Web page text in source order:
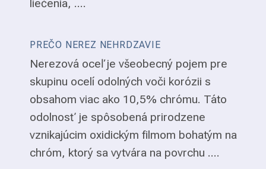
liečenia, ....
PREČO NEREZ NEHRDZAVIE
Nerezová oceľ je všeobecný pojem pre
skupinu ocelí odolných voči korózii s
obsahom viac ako 10,5% chrómu. Táto
odolnosť je spôsobená prirodzene
vznikajúcim oxidickým filmom bohatým na
chróm, ktorý sa vytvára na povrchu ....